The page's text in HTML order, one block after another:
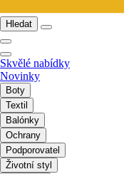
Hledat
Skvělé nabídky
Novinky
Boty
Textil
Balónky
Ochrany
Podporovatel
Životní styl